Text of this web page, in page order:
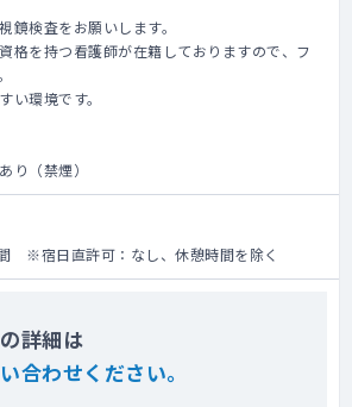
検査をお願いします。
格を持つ看護師が在籍しておりますので、フ
環境です。
り（禁煙）
※宿日直許可：なし、休憩時間を除く
詳細は
合わせください。